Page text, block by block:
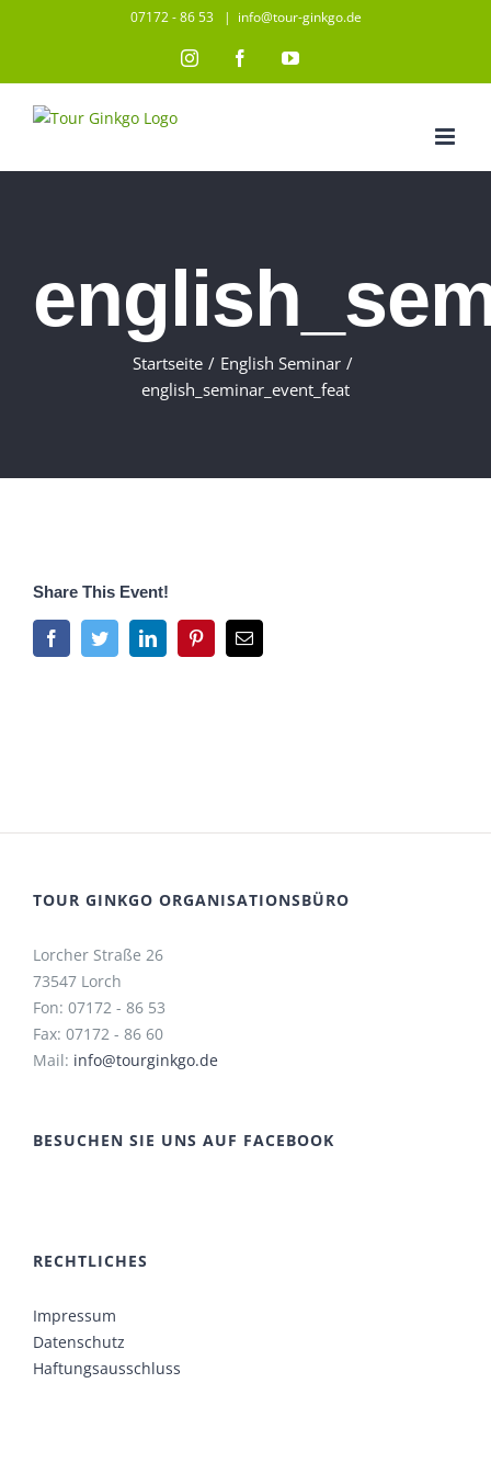
07172 - 86 53 | info@tour-ginkgo.de
InstagramFacebookYouTube
Startseite / English Seminar /
english_seminar_event_feat
Share This Event!
FacebookTwitterLinkedInPinterestE-
Mail
TOUR GINKGO ORGANISATIONSBÜRO
Lorcher Straße 26
73547 Lorch
Fon: 07172 - 86 53
Fax: 07172 - 86 60
Mail: info@tourginkgo.de
BESUCHEN SIE UNS AUF FACEBOOK
RECHTLICHES
Impressum
Datenschutz
Haftungsausschluss